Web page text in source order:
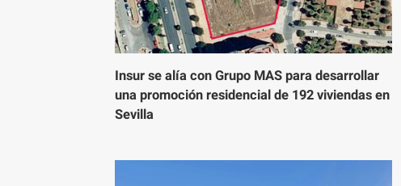
Insur se alía con Grupo MAS para desarrollar
una promoción residencial de 192 viviendas en
Sevilla